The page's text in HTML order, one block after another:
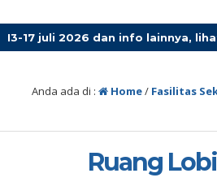
dan info lainnya, lihat
Anda ada di : Home/ Fasilitas
Ruang